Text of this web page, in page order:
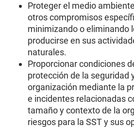
Proteger el medio
otros compromisos
minimizando o eliminando
producirse en sus
naturales.
Proporcionar condiciones
protección de la seguridad
organización mediante la
e incidentes relacionadas
tamaño y contexto de la
riesgos para la SST y sus